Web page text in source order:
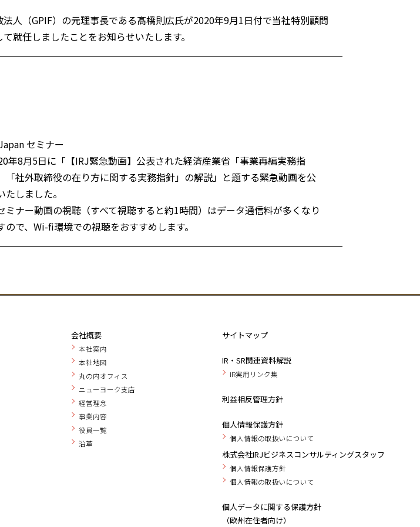
人（GPIF）の元理事長である髙橋則広氏が2020年9月1日付で当社特別顧問
就任しましたことをお知らせいたします。
セミナー
年8月5日に「【IRJ緊急動画】公表された経済産業省「事業再編実務指
「社外取締役の在り方に関する実務指針」の解説」と題する緊急動画を公
たしました。
ミナー動画の視聴（すべて視聴すると約1時間）はデータ通信料が多くなり
ので、Wi-fi環境での視聴をおすすめします。
会社概要
本社案内
本社地図
丸の内オフィス
ニューヨーク支店
経営理念
事業内容
役員一覧
沿革
サイトマップ
IR・SR関連資料解説
IR実用リンク集
利益相反管理方針
個人情報保護方針
個人情報の取扱いについて
株式会社IRJビジネスコンサルティングスタッフ
個人情報保護方針
個人情報の取扱いについて
個人データに関する保護方針
（欧州在住者向け）